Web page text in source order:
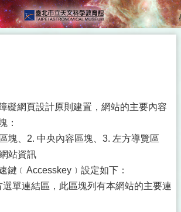
礙網頁設計原則建置，網站的主要內容
：
塊、2. 中央內容區塊、3. 左方導覽區
站資訊
鍵﹝Accesskey﹞設定如下：
單連結區，此區塊列有本網站的主要連